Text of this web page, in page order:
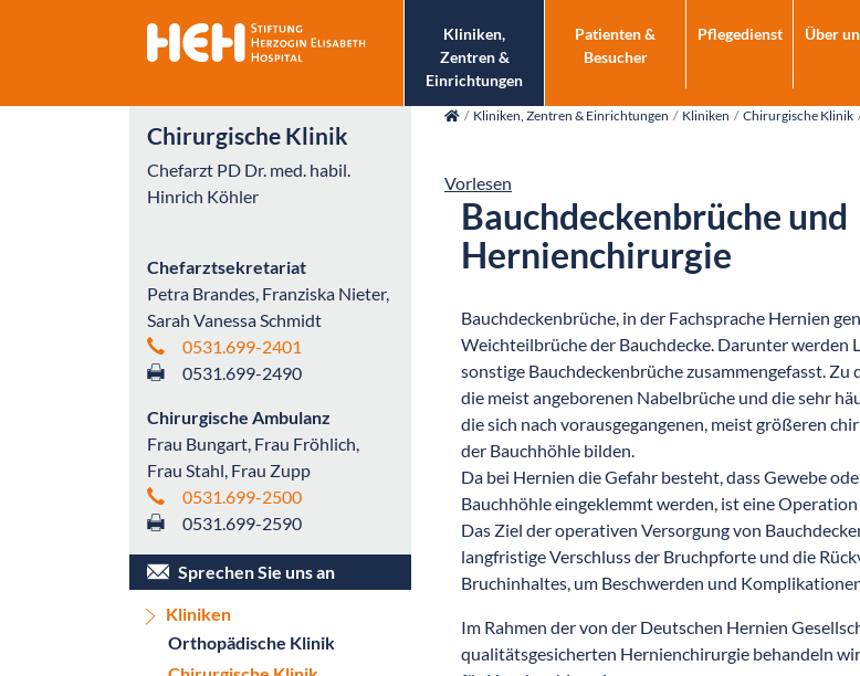
Kliniken,
Zentren &
Einrichtungen
Patienten &
Besucher
Pflegedienst Über
Chirurgische Klinik
Chefarzt PD Dr. med. habil.
Hinrich Köhler
Chefarztsekretariat
Petra Brandes, Franziska Nieter,
Sarah Vanessa Schmidt
0531.699-2401
0531.699-2490
Chirurgische Ambulanz
Frau Bungart, Frau Fröhlich,
Frau Stahl, Frau Zupp
0531.699-2500
0531.699-2590
Sprechen Sie uns an
Kliniken
Orthopädische Klinik
Kliniken, Zentren & Einrichtungen Kliniken Chirurgische Klinik
Vorlesen
Bauchdeckenbrüche und
Hernienchirurgie
Bauchdeckenbrüche, in der Fachsprache Hernien
Weichteilbrüche der Bauchdecke. Darunter werden
sonstige Bauchdeckenbrüche zusammengefasst. Zu
die meist angeborenen Nabelbrüche und die sehr
die sich nach vorausgegangenen, meist größeren
der Bauchhöhle bilden.
Da bei Hernien die Gefahr besteht, dass Gewebe
Bauchhöhle eingeklemmt werden, ist eine
Das Ziel der operativen Versorgung von
langfristige Verschluss der Bruchpforte und die
Bruchinhaltes, um Beschwerden und
Im Rahmen der von der Deutschen Hernien
qualitätsgesicherten Hernienchirurgie behandeln